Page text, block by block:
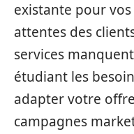
existante pour
attentes des
services
étudiant les
adapter votre
campagnes